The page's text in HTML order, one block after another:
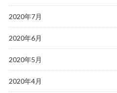
2020年7月
2020年6月
2020年5月
2020年4月